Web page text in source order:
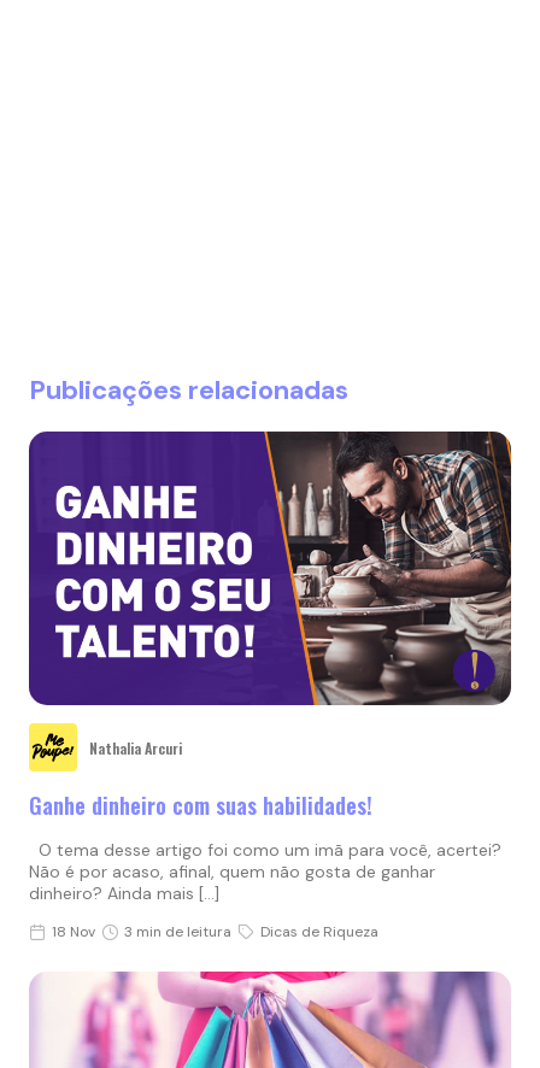
Publicações relacionadas
Nathalia Arcuri
Ganhe dinheiro com suas habilidades!
O tema desse artigo foi como um imã para você, acertei?
Não é por acaso, afinal, quem não gosta de ganhar
dinheiro? Ainda mais […]
18 Nov 3 min de leitura Dicas de Riqueza